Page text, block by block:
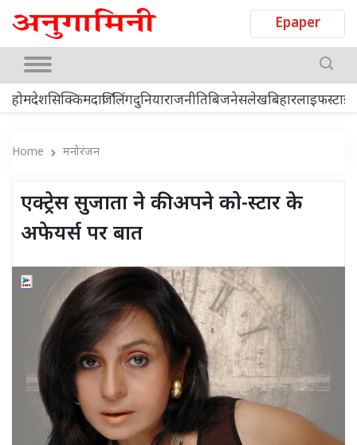
Epaper
होमदेशसिक्किमदार्जिलिंगदुनियाराजनीतिबिजनेसलेखबिहार
Home मनोरंजन
एक्ट्रेस सुजाता ने की अपने को-स्टार के
अफेयर्स पर बात